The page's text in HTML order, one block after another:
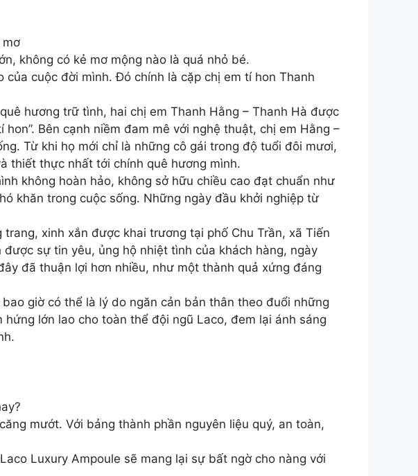
mơ
không có kẻ mơ mộng nào là quá nhỏ bé.
cuộc đời mình. Đó chính là cặp chị em tí hon Thanh
hương trữ tình, hai chị em Thanh Hằng – Thanh Hà được
Bên cạnh niềm đam mê với nghệ thuật, chị em Hằng –
Từ khi họ mới chỉ là những cô gái trong độ tuổi đôi mươi,
thiết thực nhất tới chính quê hương mình.
không hoàn hảo, không sở hữu chiều cao đạt chuẩn như
khăn trong cuộc sống. Những ngày đầu khởi nghiệp từ
xinh xắn được khai trương tại phố Chu Trần, xã Tiến
sự tin yêu, ủng hộ nhiệt tình của khách hàng, ngày
đã thuận lợi hơn nhiều, như một thành quả xứng đáng
giờ có thể là lý do ngăn cản bản thân theo đuổi những
lớn lao cho toàn thể đội ngũ Laco, đem lại ánh sáng
mướt. Với bảng thành phần nguyên liệu quý, an toàn,
Luxury Ampoule sẽ mang lại sự bất ngờ cho nàng với